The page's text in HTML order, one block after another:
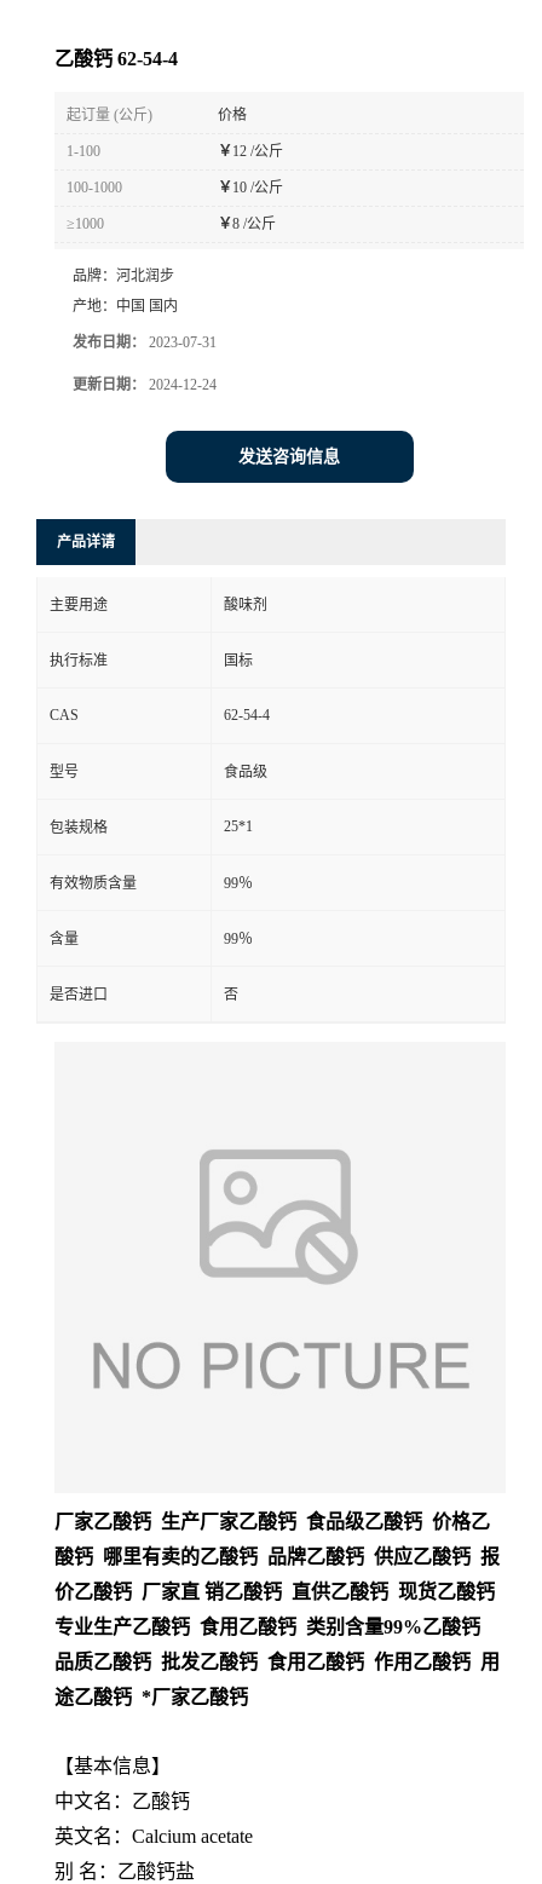
乙酸钙 62-54-4
起订量 (公斤) 价格
1-100 ￥12 /公斤
100-1000 ￥10 /公斤
≥1000 ￥8 /公斤
品牌： 河北润步
产地： 中国 国内
发布日期： 2023-07-31
更新日期： 2024-12-24
发送咨询信息
产品详请
主要用途 酸味剂
执行标准 国标
CAS 62-54-4
型号 食品级
包装规格 25*1
有效物质含量 99％
含量 99％
是否进口 否
厂家乙酸钙 生产厂家乙酸钙 食品级乙酸钙 价格乙
酸钙 哪里有卖的乙酸钙 品牌乙酸钙 供应乙酸钙 报
价乙酸钙 厂家直 销乙酸钙 直供乙酸钙 现货乙酸钙
专业生产乙酸钙 食用乙酸钙 类别含量99%乙酸钙
品质乙酸钙 批发乙酸钙 食用乙酸钙 作用乙酸钙 用
途乙酸钙 *厂家乙酸钙
【基本信息】
中文名：乙酸钙
英文名：Calcium acetate
别 名：乙酸钙盐